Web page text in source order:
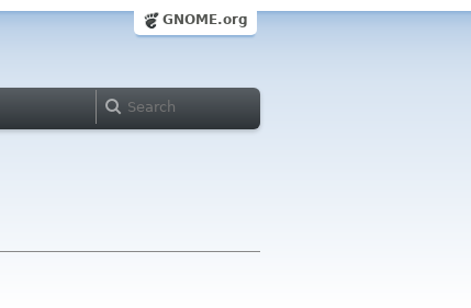
GNOME.org